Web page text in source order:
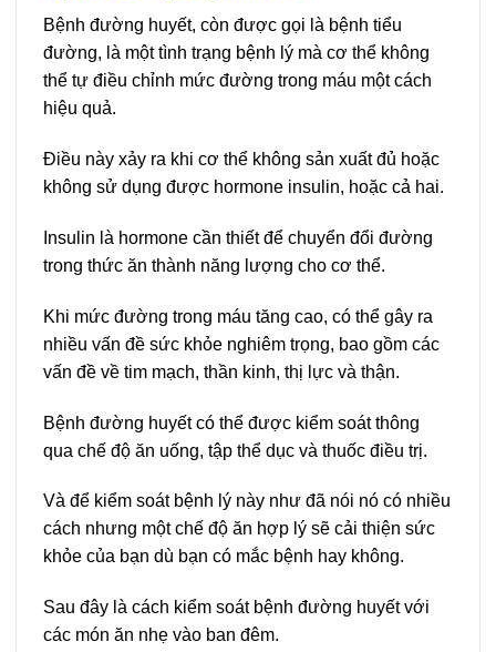
Bệnh đường huyết, còn được gọi là bệnh tiểu
đường, là một tình trạng bệnh lý mà cơ thể không
thể tự điều chỉnh mức đường trong máu một cách
hiệu quả.
Điều này xảy ra khi cơ thể không sản xuất đủ hoặc
không sử dụng được hormone insulin, hoặc cả hai.
Insulin là hormone cần thiết để chuyển đổi đường
trong thức ăn thành năng lượng cho cơ thể.
Khi mức đường trong máu tăng cao, có thể gây ra
nhiều vấn đề sức khỏe nghiêm trọng, bao gồm các
vấn đề về tim mạch, thần kinh, thị lực và thận.
Bệnh đường huyết có thể được kiểm soát thông
qua chế độ ăn uống, tập thể dục và thuốc điều trị.
Và để kiểm soát bệnh lý này như đã nói nó có nhiều
cách nhưng một chế độ ăn hợp lý sẽ cải thiện sức
khỏe của bạn dù bạn có mắc bệnh hay không.
Sau đây là cách kiểm soát bệnh đường huyết với
các món ăn nhẹ vào ban đêm.